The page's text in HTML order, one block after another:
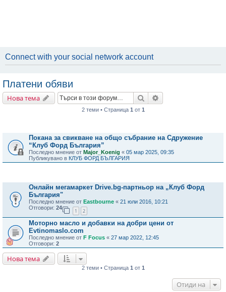
Connect with your social network account
Платени обяви
Нова тема Търсене
2 теми • Страница 1 от 1
Покана за свикване на общо събрание на Сдружение
“Клуб Форд България”
Последно мнение от Major_Koenig « 05 мар 2025, 09:35
Публикувано в КЛУБ ФОРД БЪЛГАРИЯ
Онлайн мегамаркет Drive.bg-партньор на „Клуб Форд
България"
Последно мнение от Eastbourne « 21 юли 2016, 10:21
Отговори: 24
1 2
Моторно масло и добавки на добри цени от
Evtinomaslo.com
Последно мнение от F Focus « 27 мар 2022, 12:45
Отговори: 2
Нова тема
2 теми • Страница 1 от 1
Отиди на